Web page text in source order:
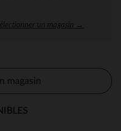
un magasin →
magasin